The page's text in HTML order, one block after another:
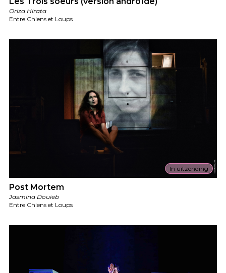
Oriza Hirata
Entre Chiens et Loups
In uitzending
Post Mortem
Jasmina Douieb
Entre Chiens et Loups